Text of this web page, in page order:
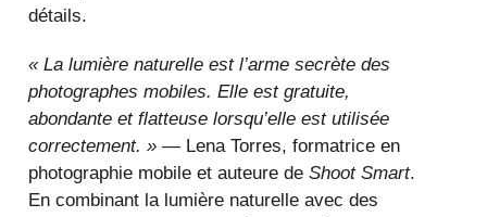
détails.
« La lumière naturelle est l’arme secrète des
photographes mobiles. Elle est gratuite,
abondante et flatteuse lorsqu’elle est utilisée
correctement. » — Lena Torres, formatrice en
photographie mobile et auteure de Shoot Smart.
En combinant la lumière naturelle avec des